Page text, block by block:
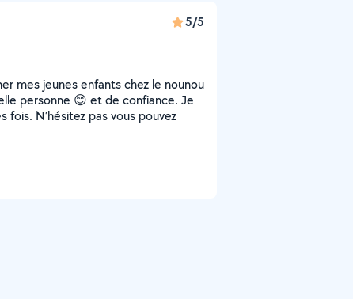
5/5
mes jeunes enfants chez le nounou
personne 😊 et de confiance. Je
N’hésitez pas vous pouvez